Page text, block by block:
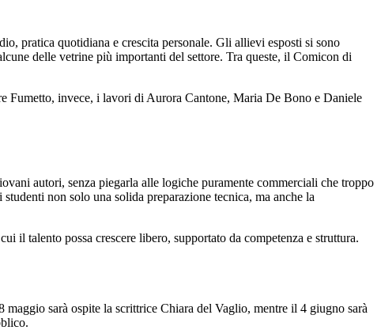
pratica quotidiana e crescita personale. Gli allievi esposti si sono
delle vetrine più importanti del settore. Tra queste, il Comicon di
Fumetto, invece, i lavori di Aurora Cantone, Maria De Bono e Daniele
autori, senza piegarla alle logiche puramente commerciali che troppo
non solo una solida preparazione tecnica, ma anche la
il talento possa crescere libero, supportato da competenza e struttura.
sarà ospite la scrittrice Chiara del Vaglio, mentre il 4 giugno sarà